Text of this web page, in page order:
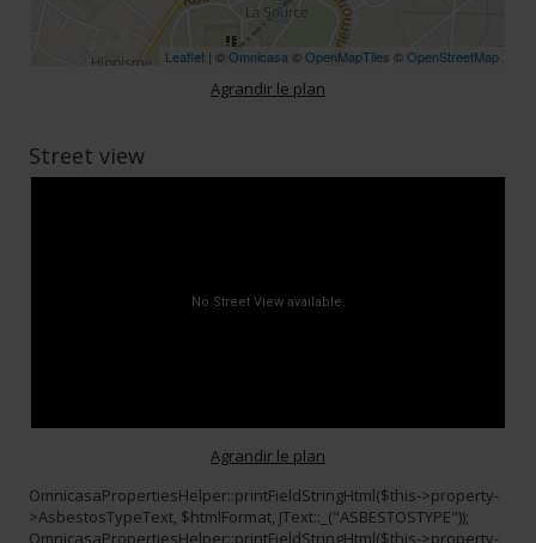
Leaflet| ©Omnicasa ©OpenMapTiles ©OpenStreetMap
Agrandir le plan
Street view
Agrandir le plan
OmnicasaPropertiesHelper::printFieldStringHtml($this->property-
>AsbestosTypeText, $htmlFormat, JText::_("ASBESTOSTYPE"));
OmnicasaPropertiesHelper::printFieldStringHtml($this->property-